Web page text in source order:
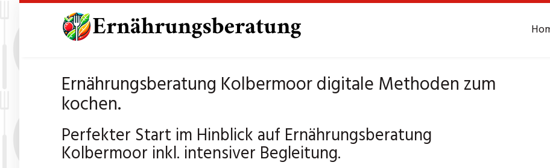
Ernährungsberatung Kolbermoor digitale Methoden zum
kochen.
Perfekter Start im Hinblick auf Ernährungsberatung
Kolbermoor inkl. intensiver Begleitung.